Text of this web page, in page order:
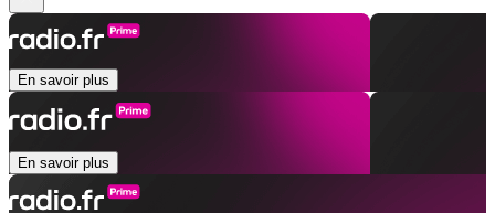
En savoir plus
En savoir plus